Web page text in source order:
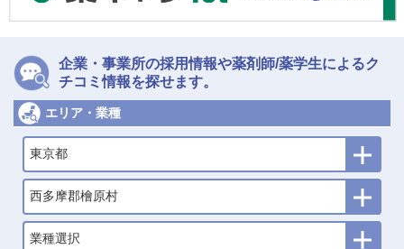
企業・事業所の採用情報や薬剤師/薬学生によるク
チコミ情報を探せます。
エリア・業種
東京都
西多摩郡檜原村
業種選択